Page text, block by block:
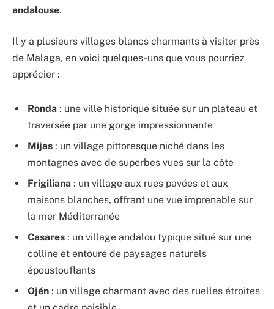
andalouse.
Il y a plusieurs villages blancs charmants à visiter près
de Malaga, en voici quelques-uns que vous pourriez
apprécier :
Ronda : une ville historique située sur un plateau et
traversée par une gorge impressionnante
Mijas : un village pittoresque niché dans les
montagnes avec de superbes vues sur la côte
Frigiliana : un village aux rues pavées et aux
maisons blanches, offrant une vue imprenable sur
la mer Méditerranée
Casares : un village andalou typique situé sur une
colline et entouré de paysages naturels
époustouflants
Ojén : un village charmant avec des ruelles étroites